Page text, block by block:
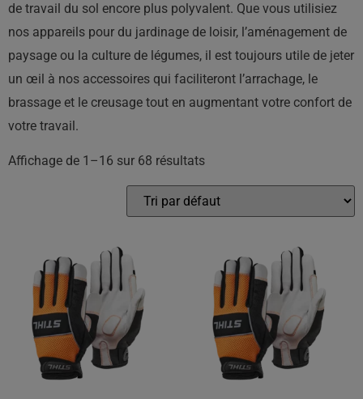
de travail du sol encore plus polyvalent. Que vous utilisiez
nos appareils pour du jardinage de loisir, l’aménagement de
paysage ou la culture de légumes, il est toujours utile de jeter
un œil à nos accessoires qui faciliteront l’arrachage, le
brassage et le creusage tout en augmentant votre confort de
votre travail.
Affichage de 1–16 sur 68 résultats